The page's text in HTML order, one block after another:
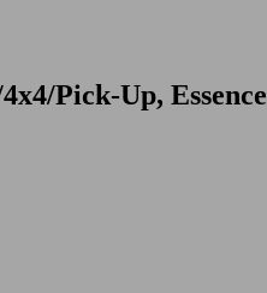
Pick-Up, Essence